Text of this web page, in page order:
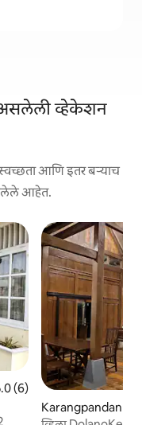
असलेली व्हेकेशन
आणि इतर बऱ्याच
केलेले आहेत.
5.0 सरासरी रेटिंग, 6 रिव्ह्यूज
(6)
Karangpandan